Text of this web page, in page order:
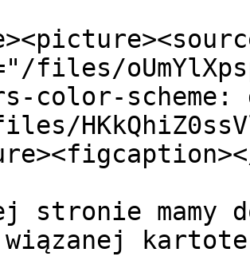
files/
color-scheme:
stronie mamy
wiązanej